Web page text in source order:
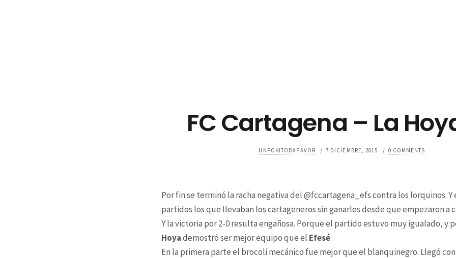
FC Cartagena – La
UNPOKITODXFAVOR / 7 DICIEMBRE, 2015 / 0 COMMENTS
Por fin se terminó la racha negativa del @fccartagena_efs contra los lorquinos. Y
partidos los que llevaban los cartageneros sin ganarles desde que empezaron a
Y la victoria por 2-0 resulta engañosa. Porque el partido estuvo muy igualado, y
Hoyademostró ser mejor equipo que el Efesé.
En la primera parte el brocoli mecánico fue mejor que el blanquinegro. Llegó